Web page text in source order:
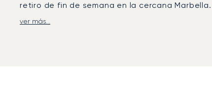
retiro de fin de semana en la cercana Marbella.
Organizamos su vuelo adaptándonos por
ver más...